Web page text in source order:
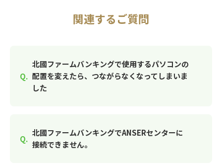
関連するご質問
北國ファームバンキングで使用するパソコンの
配置を変えたら、つながらなくなってしまいま
した
北國ファームバンキングでANSERセンターに
接続できません。